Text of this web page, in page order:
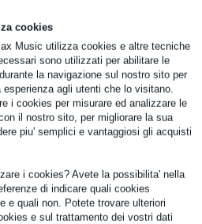
cookies
Music utilizza cookies e altre tecniche
sono utilizzati per abilitare le
la navigazione sul nostro sito per
esperienza agli utenti che lo visitano.
i cookies per misurare ed analizzare le
il nostro sito, per migliorare la sua
piu' semplici e vantaggiosi gli acquisti
i cookies? Avete la possibilita' nella
di indicare quali cookies
e quali non. Potete trovare ulteriori
e sul trattamento dei vostri dati
453,00 € 325,00 €
al carrello
USB MK2 Mixer radio On-Air a
Mic, 4x USB, 1x VoIP